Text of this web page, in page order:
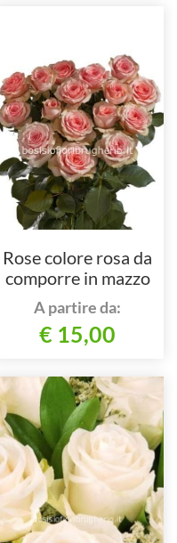
Rose colore rosa da
comporre in mazzo
per numero di steli.
A partire da:
€ 15,00